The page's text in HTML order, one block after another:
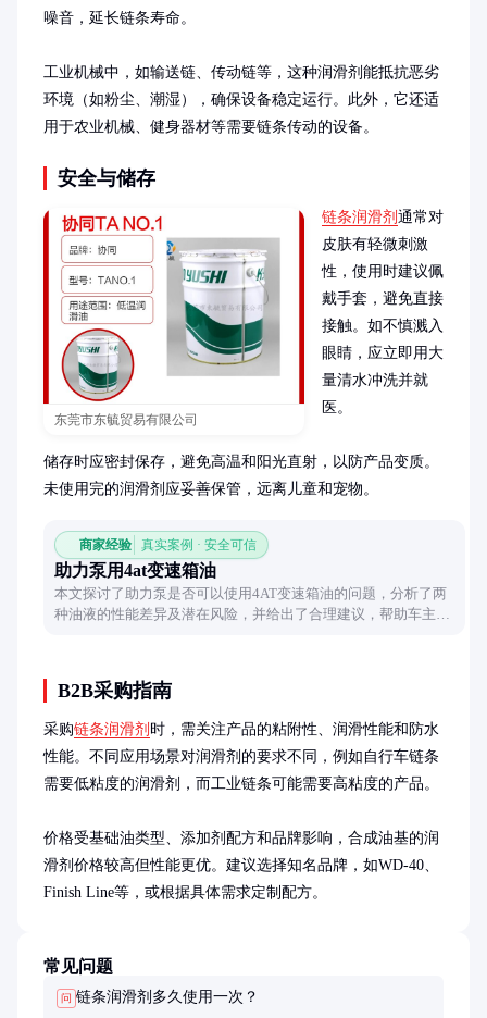
噪音，延长链条寿命。
工业机械中，如输送链、传动链等，这种润滑剂能抵抗恶劣
环境（如粉尘、潮湿），确保设备稳定运行。此外，它还适
用于农业机械、健身器材等需要链条传动的设备。
安全与储存
东莞市东毓贸易有限公司
链条润滑剂 通常对
皮肤有轻微刺激
性，使用时建议佩
戴手套，避免直接
接触。如不慎溅入
眼睛，应立即用大
量清水冲洗并就
医。
储存时应密封保存，避免高温和阳光直射，以防产品变质。
未使用完的润滑剂应妥善保管，远离儿童和宠物。
商家经验 真实案例 · 安全可信
助力泵用4at变速箱油
本文探讨了助力泵是否可以使用4AT变速箱油的问题，分析了两
种油液的性能差异及潜在风险，并给出了合理建议，帮助车主避
B2B采购指南
采购链条润滑剂 时，需关注产品的粘附性、润滑性能和防水
性能。不同应用场景对润滑剂的要求不同，例如自行车链条
需要低粘度的润滑剂，而工业链条可能需要高粘度的产品。
价格受基础油类型、添加剂配方和品牌影响，合成油基的润
滑剂价格较高但性能更优。建议选择知名品牌，如WD-40、
Finish Line等，或根据具体需求定制配方。
常见问题
问 链条润滑剂多久使用一次？